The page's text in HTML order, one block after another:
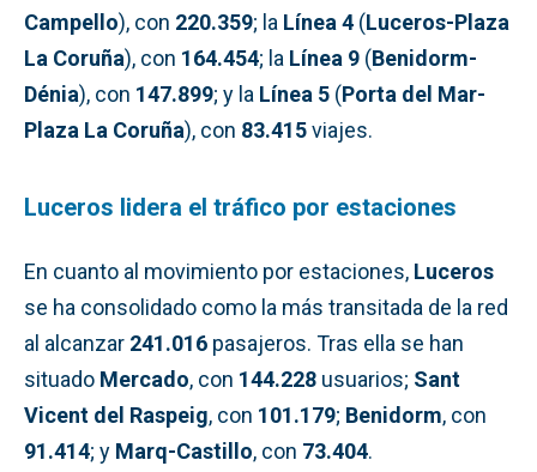
Campello), con 220.359; la Línea 4 (Luceros-Plaza
La Coruña), con 164.454; la Línea 9 (Benidorm-
Dénia), con 147.899; y la Línea 5 (Porta del Mar-
Plaza La Coruña), con 83.415viajes.
Luceros lidera el tráfico por estaciones
En cuanto al movimiento por estaciones, Luceros
se ha consolidado como la más transitada de la red
al alcanzar 241.016 pasajeros. Tras ella se han
situado Mercado, con 144.228 usuarios; Sant
Vicent del Raspeig, con 101.179; Benidorm, con
91.414; y Marq-Castillo, con 73.404.